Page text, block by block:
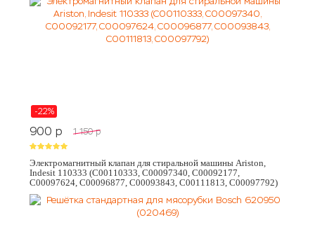
-22%
900 p 1 150 p
Электромагнитный клапан для стиральной машины Ariston,
Indesit 110333 (C00110333, C00097340, C00092177,
C00097624, C00096877, C00093843, C00111813, C00097792)